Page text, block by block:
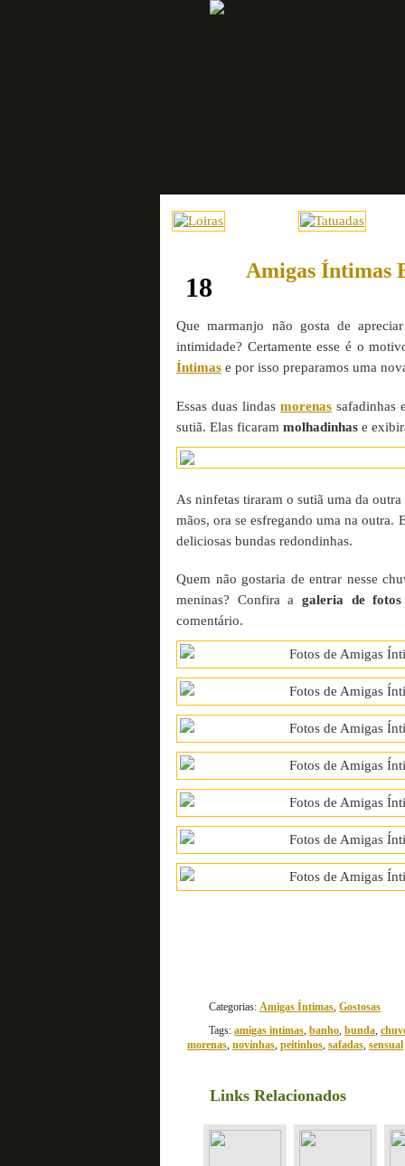
18
Amigas Íntimas
Que marmanjo não gosta de
intimidade? Certamente esse é o
Íntimas e por isso preparamos uma
Essas duas lindasmorenas safadinhas
sutiã. Elas ficaram molhadinhas e
As ninfetas tiraram o sutiã uma da
mãos, ora se esfregando uma na outra.
deliciosas bundas redondinhas.
Quem não gostaria de entrar nesse
meninas? Confira agaleria de fotos
comentário.
Categorias: Amigas Íntimas, Gostosas
Tags: amigas intimas, banho, bunda,
morenas, novinhas, peitinhos, safadas, sensual
Links Relacionados